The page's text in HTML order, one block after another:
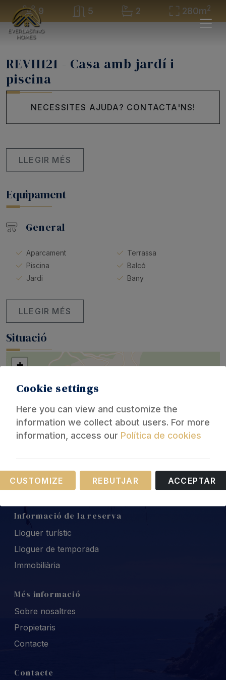
9 5 2 280m2
REVH121 - Casa amb jardí i
piscina
NECESSITES AJUDA? CONTACTA'NS!
LLEGIR MÉS
Equipament
General
Aparcament
Piscina
Jardi
Terrassa
Balcó
Bany
LLEGIR MÉS
Situació
+
Informació de la reserva
Lloguer turístic
Lloguer de temporada
Immobiliària
Més informació
Sobre nosaltres
Propietaris
Contacte
Contacte
Cookie settings
Here you can view and customize the
information we collect about users. For more
information, access our Política de cookies
Necessary
These cookies are necessary for the operation of
CUSTOMIZE REBUTJAR ACCEPTAR